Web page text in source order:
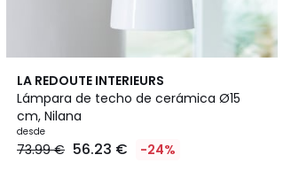
LA REDOUTE INTERIEURS
Lámpara de techo de cerámica Ø15
cm, Nilana
desde
73.99 € 56.23 € -24%
4,9
/ 5
5
Colores